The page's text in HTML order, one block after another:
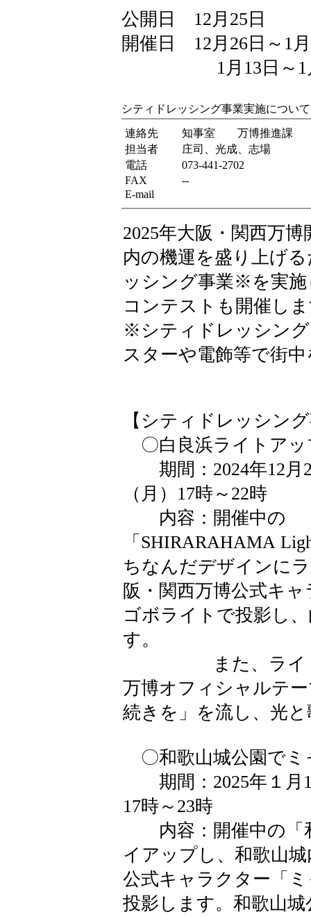
公開日 12月25日
開催日 12月26日～1
1月13日～1月
シティドレッシング事業実施につい
連絡先
知事室 万博推進課
担当者
庄司、光成、志場
電話
073-441-2702
FAX
--
E-mail
2025年大阪・関西万
内の機運を盛り上げ
ッシング事業※を実
コンテストも開催し
※シティドレッシン
スターや電飾等で街
【シティドレッシン
〇白良浜ライトアッ
期間：2024年12月
（月）17時～22時
内容：開催中の
「SHIRARAHAMA
ちなんだデザインに
阪・関西万博公式キ
ゴボライトで投影し
す。
また、ライトア
万博オフィシャルテ
続きを」を流し、光
〇和歌山城公園でミ
期間：2025年１月
17時～23時
内容：開催中の「
イアップし、和歌山
公式キャラクター「
投影します。和歌山